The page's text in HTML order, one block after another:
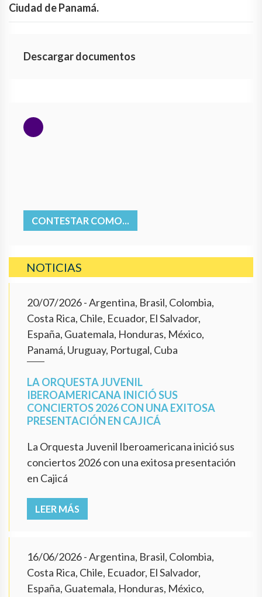
Ciudad de Panamá.
Descargar documentos
CONTESTAR COMO...
NOTICIAS
20/07/2026- Argentina, Brasil, Colombia,
Costa Rica, Chile, Ecuador, El Salvador,
España, Guatemala, Honduras, México,
Panamá, Uruguay, Portugal, Cuba
LA ORQUESTA JUVENIL
IBEROAMERICANA INICIÓ SUS
CONCIERTOS 2026 CON UNA EXITOSA
PRESENTACIÓN EN CAJICÁ
La Orquesta Juvenil Iberoamericana inició sus
conciertos 2026 con una exitosa presentación
en Cajicá
LEER MÁS
16/06/2026- Argentina, Brasil, Colombia,
Costa Rica, Chile, Ecuador, El Salvador,
España, Guatemala, Honduras, México,